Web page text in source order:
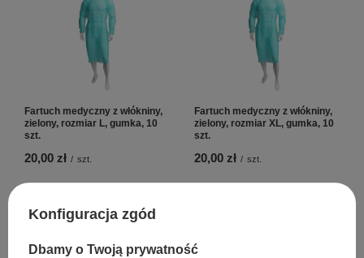
Fartuch medyczny z włókniny,
zielony, rozmiar L, gumka, 10
szt.
20,00 zł / szt.
Fartuch medyczny z włókniny,
zielony, rozmiar XL, gumka, 10
szt.
20,00 zł / szt.
Konfiguracja zgód
Dbamy o Twoją prywatność